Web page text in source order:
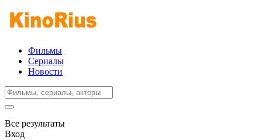
Фильмы
Сериалы
Новости
Все результаты
Вход